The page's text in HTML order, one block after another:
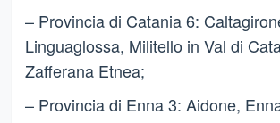
– Provincia di Catania 6:
Linguaglossa, Militello in Val di
Zafferana Etnea;
– Provincia di Enna 3: Aidone,